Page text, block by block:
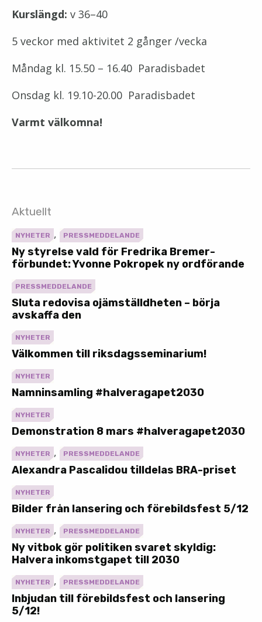
Kurslängd: v 36–40
5 veckor med aktivitet 2 gånger /vecka
Måndag kl. 15.50 – 16.40 Paradisbadet
Onsdag kl. 19.10-20.00 Paradisbadet
Varmt välkomna!
Aktuellt
NYHETER , PRESSMEDDELANDE
Ny styrelse vald för Fredrika Bremer-
förbundet: Yvonne Pokropek ny ordförande
PRESSMEDDELANDE
Sluta redovisa ojämställdheten – börja
avskaffa den
NYHETER
Välkommen till riksdagsseminarium!
NYHETER
Namninsamling #halveragapet2030
NYHETER
Demonstration 8 mars #halveragapet2030
NYHETER , PRESSMEDDELANDE
Alexandra Pascalidou tilldelas BRA-priset
NYHETER
Bilder från lansering och förebildsfest 5/12
NYHETER , PRESSMEDDELANDE
Ny vitbok gör politiken svaret skyldig:
Halvera inkomstgapet till 2030
NYHETER , PRESSMEDDELANDE
Inbjudan till förebildsfest och lansering
5/12!